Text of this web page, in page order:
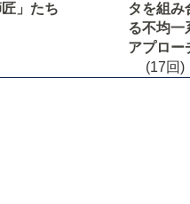
」たち
タを組み
る不均一
アプロー
(17回)